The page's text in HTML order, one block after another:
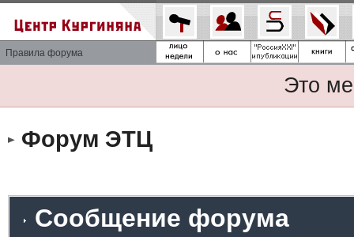
Правила форума
Это
Форум ЭТЦ
Сообщение форума